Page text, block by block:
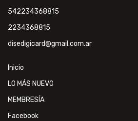
542234368815
2234368815
disedigicard@gmail.com.ar
Inicio
LO MÁS NUEVO
MEMBRESÍA
Facebook